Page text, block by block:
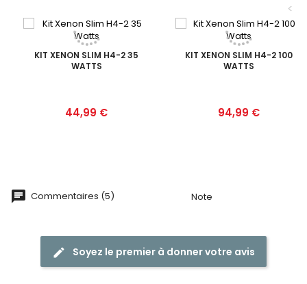
<
KIT XENON SLIM H4-2 35
WATTS
Prix
44,99 €
KIT XENON SLIM H4-2 100
WATTS
Prix
94,99 €
Commentaires (5) Note
Soyez le premier à donner votre avis